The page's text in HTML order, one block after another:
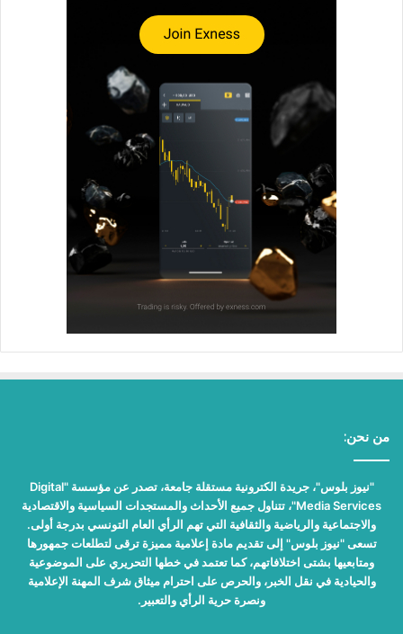
من نحن:
"نيوز بلوس"، جريدة الكترونية مستقلة جامعة، تصدر عن مؤسسة "Digital
Media Services"، تتناول جميع الأحداث والمستجدات السياسية والاقتصادية
والاجتماعية والرياضية والثقافية التي تهم الرأي العام التونسي بدرجة أولى.
تسعى "نيوز بلوس" إلى تقديم مادة إعلامية مميزة ترقى لتطلعات جمهورها
ومتابعيها بشتى اختلافاتهم، كما تعتمد في خطها التحريري على الموضوعية
والحيادية في نقل الخبر، والحرص على احترام ميثاق شرف المهنة الإعلامية
ونصرة حرية الرأي والتعبير.